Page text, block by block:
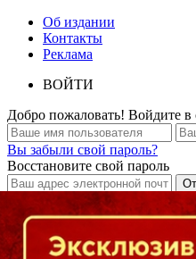
Об издании
Контакты
Реклама
ВОЙТИ
Добро пожаловать! Войдите
Вы забыли свой пароль?
Восстановите свой пароль
Кто есть кто в Байкальском